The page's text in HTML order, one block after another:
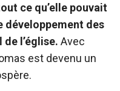
ce qu’elle pouvait
développement des
l’église. Avec
est devenu un